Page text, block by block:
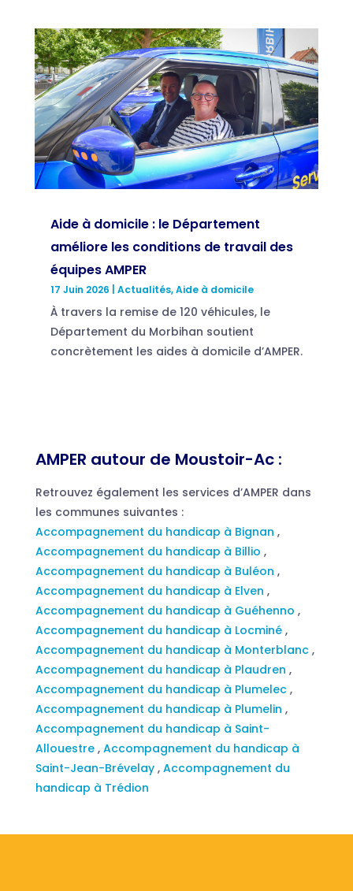
Aide à domicile : le Département
améliore les conditions de travail des
équipes AMPER
17 Juin 2026 Actualités,Aide à domicile
À travers la remise de 120 véhicules, le
Département du Morbihan soutient
concrètement les aides à domicile d’AMPER.
AMPER autour de Moustoir-Ac :
Retrouvez également les services d’AMPER dans
les communes suivantes :
Accompagnement du handicap à Bignan ,
Accompagnement du handicap à Billio ,
Accompagnement du handicap à Buléon ,
Accompagnement du handicap à Elven ,
Accompagnement du handicap à Guéhenno ,
Accompagnement du handicap à Locminé ,
Accompagnement du handicap à Monterblanc ,
Accompagnement du handicap à Plaudren ,
Accompagnement du handicap à Plumelec ,
Accompagnement du handicap à Plumelin ,
Accompagnement du handicap à Saint-
Allouestre , Accompagnement du handicap à
Saint-Jean-Brévelay , Accompagnement du
handicap à Trédion